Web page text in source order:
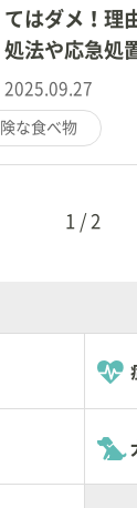
てはダメ！理
処法や応急処
2025.09.27
な食べ物
1/2